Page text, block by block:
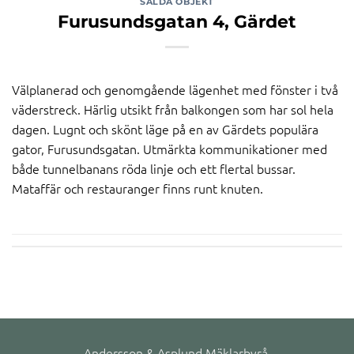
Furusundsgatan 4, Gärdet
Välplanerad och genomgående lägenhet med fönster i två
väderstreck. Härlig utsikt från balkongen som har sol hela
dagen. Lugnt och skönt läge på en av Gärdets populära
gator, Furusundsgatan. Utmärkta kommunikationer med
både tunnelbanans röda linje och ett flertal bussar.
Mataffär och restauranger finns runt knuten.